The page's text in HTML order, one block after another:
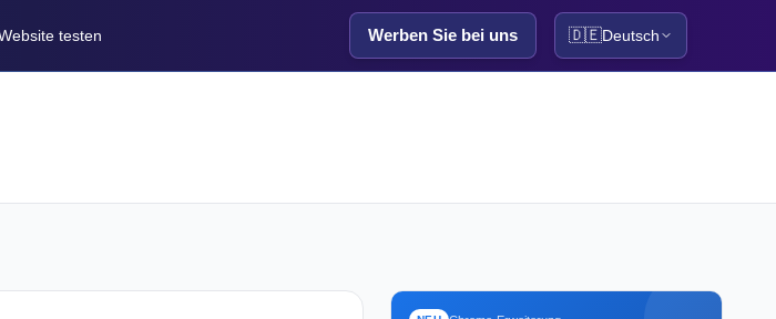
testen Werben Sie bei uns 🇩🇪Deutsch